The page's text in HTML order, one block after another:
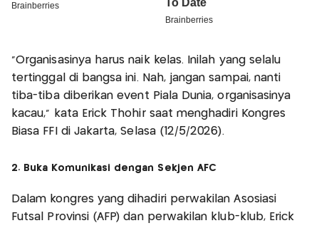
"Organisasinya harus naik kelas. Inilah yang selalu
tertinggal di bangsa ini. Nah, jangan sampai, nanti
tiba-tiba diberikan event Piala Dunia, organisasinya
kacau," kata Erick Thohir saat menghadiri Kongres
Biasa FFI di Jakarta, Selasa (12/5/2026).
2. Buka Komunikasi dengan Sekjen AFC
Dalam kongres yang dihadiri perwakilan Asosiasi
Futsal Provinsi (AFP) dan perwakilan klub-klub, Erick